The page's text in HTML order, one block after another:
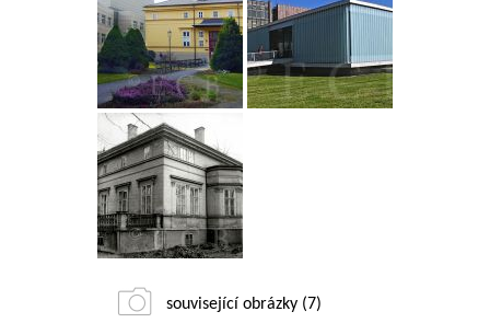
související obrázky (7)